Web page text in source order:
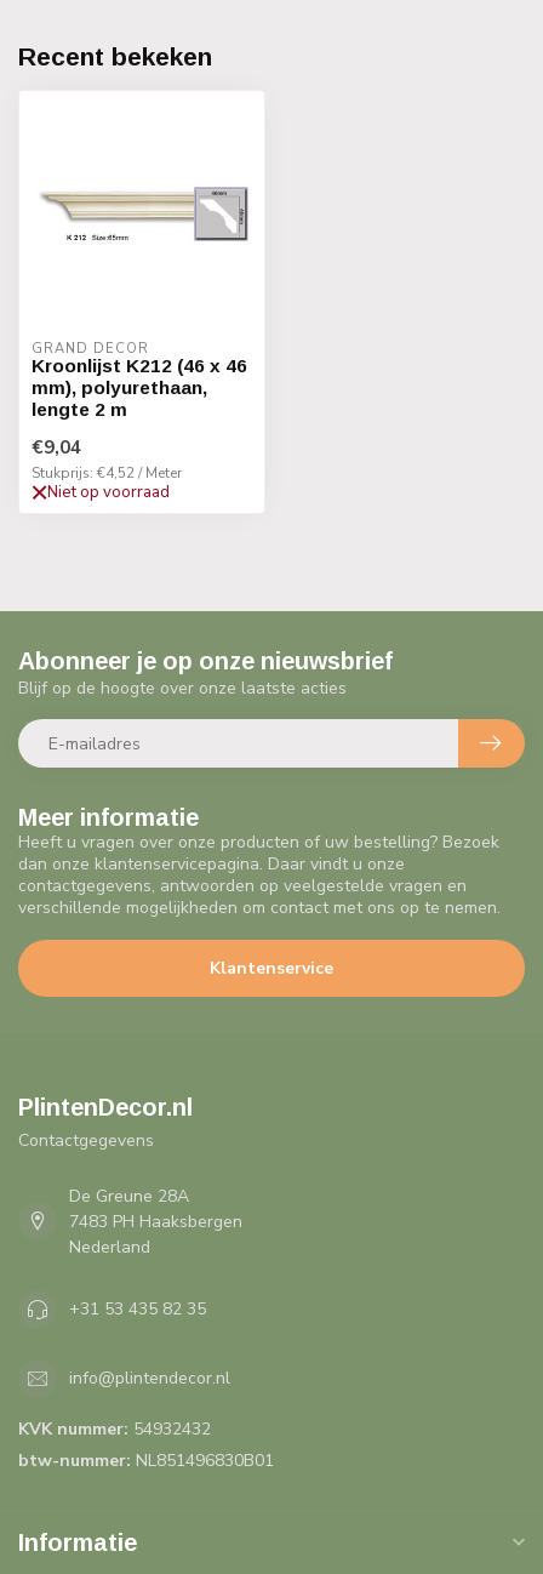
Recent bekeken
GRAND DECOR
Kroonlijst K212 (46 x 46
mm), polyurethaan,
lengte 2 m
€9,04
Stukprijs: €4,52 / Meter
Niet op voorraad
Meer informatie
Heeft u vragen over onze producten of uw bestelling? Bezoek
dan onze klantenservicepagina. Daar vindt u onze
contactgegevens, antwoorden op veelgestelde vragen en
verschillende mogelijkheden om contact met ons op te nemen.
Klantenservice
Abonneer je op onze nieuwsbrief
Blijf op de hoogte over onze laatste acties
PlintenDecor.nl
Contactgegevens
De Greune 28A
7483 PH Haaksbergen
Nederland
+31 53 435 82 35
info@plintendecor.nl
KVK nummer: 54932432
btw-nummer: NL851496830B01
Informatie